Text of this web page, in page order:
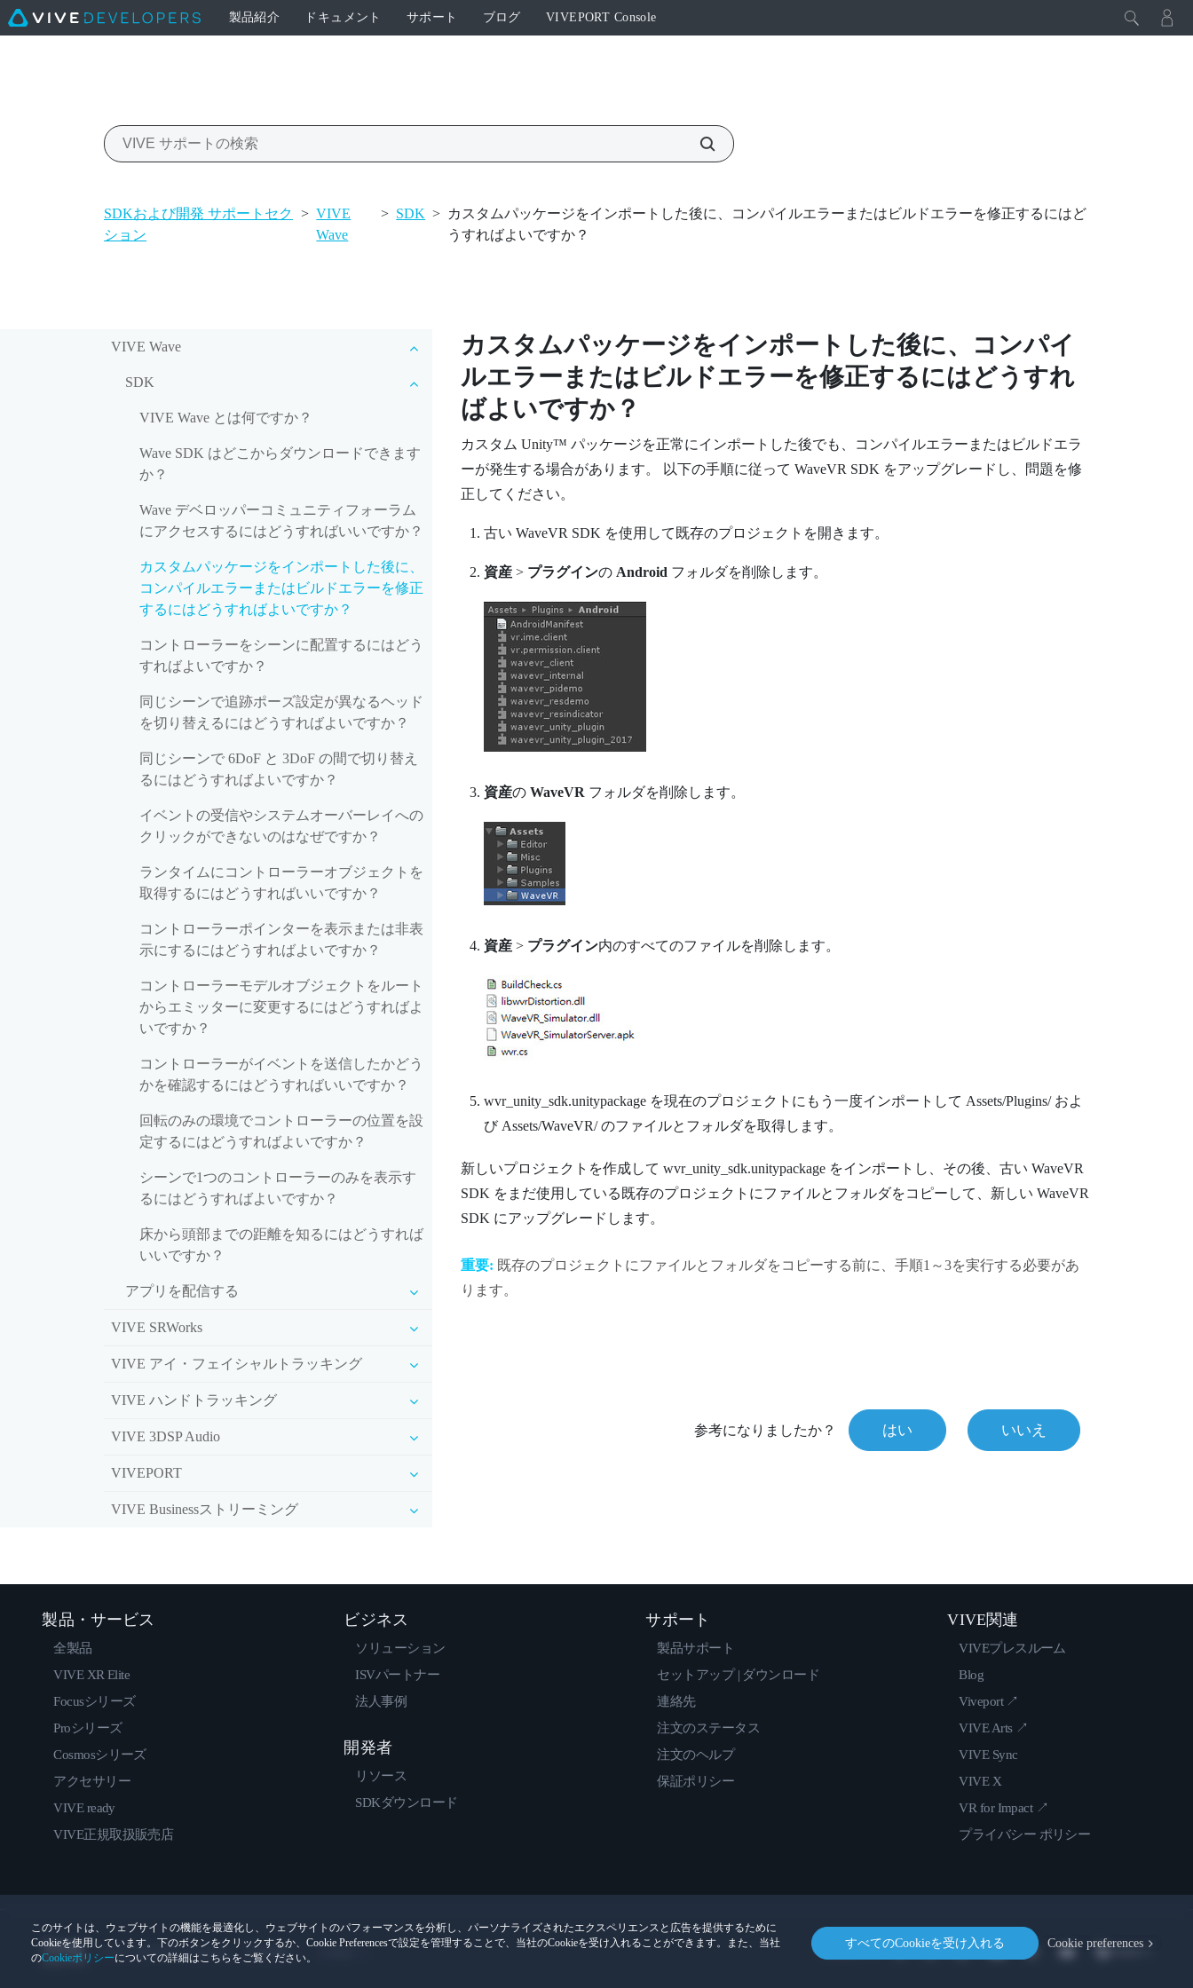
製品紹介 ドキュメント サポート ブログ VIVEPORT Console
SDKおよび開発 サポートセク
ション
> VIVE
Wave
> SDK > カスタムパッケージをインポートした後に、コンパイルエラーまたはビルドエラーを修正するにはど
うすればよいですか？
VIVE Wave
SDK
VIVE Wave とは何ですか？
Wave SDK はどこからダウンロードできます
か？
Wave デベロッパーコミュニティフォーラム
にアクセスするにはどうすればいいですか？
カスタムパッケージをインポートした後に、
コンパイルエラーまたはビルドエラーを修正
するにはどうすればよいですか？
コントローラーをシーンに配置するにはどう
すればよいですか？
同じシーンで追跡ポーズ設定が異なるヘッド
を切り替えるにはどうすればよいですか？
同じシーンで 6DoF と 3DoF の間で切り替え
るにはどうすればよいですか？
イベントの受信やシステムオーバーレイへの
クリックができないのはなぜですか？
ランタイムにコントローラーオブジェクトを
取得するにはどうすればいいですか？
コントローラーポインターを表示または非表
示にするにはどうすればよいですか？
コントローラーモデルオブジェクトをルート
からエミッターに変更するにはどうすればよ
いですか？
コントローラーがイベントを送信したかどう
かを確認するにはどうすればいいですか？
回転のみの環境でコントローラーの位置を設
定するにはどうすればよいですか？
シーンで1つのコントローラーのみを表示す
るにはどうすればよいですか？
床から頭部までの距離を知るにはどうすれば
いいですか？
アプリを配信する
VIVE SRWorks
VIVE アイ・フェイシャルトラッキング
VIVE ハンドトラッキング
VIVE 3DSP Audio
VIVEPORT
VIVE Businessストリーミング
カスタムパッケージをインポートした後に、コンパイ
ルエラーまたはビルドエラーを修正するにはどうすれ
ばよいですか？
カスタム Unity™ パッケージを正常にインポートした後でも、コンパイルエラーまたはビルドエラ
ーが発生する場合があります。 以下の手順に従って WaveVR SDK をアップグレードし、問題を修
正してください。
古い WaveVR SDK を使用して既存のプロジェクトを開きます。
資産> プラグインの Android フォルダを削除します。
資産の WaveVR フォルダを削除します。
資産> プラグイン内のすべてのファイルを削除します。
wvr_unity_sdk.unitypackageを現在のプロジェクトにもう一度インポートして Assets/Plugins/およ
びAssets/WaveVR/のファイルとフォルダを取得します。
新しいプロジェクトを作成して wvr_unity_sdk.unitypackageをインポートし、その後、古い WaveVR
SDK をまだ使用している既存のプロジェクトにファイルとフォルダをコピーして、新しい WaveVR
SDK にアップグレードします。
重要: 既存のプロジェクトにファイルとフォルダをコピーする前に、手順1～3を実行する必要があ
ります。
参考になりましたか？ はい いいえ
このサイトは、ウェブサイトの機能を最適化し、ウェブサイトのパフォーマンスを分析し、パーソナライズされたエクスペリエンスと広告を提供するために
Cookieを使用しています。下のボタンをクリックするか、Cookie Preferencesで設定を管理することで、当社のCookieを受け入れることができます。また、当社
のCookieポリシーについての詳細はこちらをご覧ください。
すべてのCookieを受け入れる Cookie preferences
製品・サービス
全製品
VIVE XR Elite
Focusシリーズ
Proシリーズ
Cosmosシリーズ
アクセサリー
VIVE ready
VIVE正規取扱販売店
ビジネス
ソリューション
ISVパートナー
法人事例
開発者
リソース
SDKダウンロード
サポート
製品サポート
セットアップ | ダウンロード
連絡先
注文のステータス
注文のヘルプ
保証ポリシー
VIVE関連
VIVEプレスルーム
Blog
Viveport ↗
VIVE Arts ↗
VIVE Sync
VIVE X
VR for Impact ↗
プライバシー ポリシー
Location
© 2011-2026 HTC Corporation 法的情報